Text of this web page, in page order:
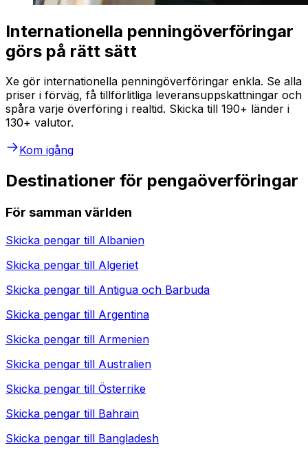
Internationella penningöverföringar
görs på rätt sätt
Xe gör internationella penningöverföringar enkla. Se alla
priser i förväg, få tillförlitliga leveransuppskattningar och
spåra varje överföring i realtid. Skicka till 190+ länder i
130+ valutor.
Kom igång
Destinationer för pengaöverföringar
För samman världen
Skicka pengar till Albanien
Skicka pengar till Algeriet
Skicka pengar till Antigua och Barbuda
Skicka pengar till Argentina
Skicka pengar till Armenien
Skicka pengar till Australien
Skicka pengar till Österrike
Skicka pengar till Bahrain
Skicka pengar till Bangladesh